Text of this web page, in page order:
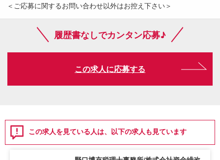
＜ご応募に関するお問い合わせ以外はお控え下さい＞
履歴書なしでカンタン応募♪
この求人に応募する
この求人を見ている人は、以下の求人も見ています